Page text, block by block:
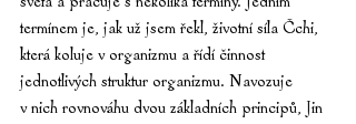
termínem je, jak už jsem řekl, životní síla Čchi,
která koluje v organizmu a řídí činnost
jednotlivých struktur organizmu. Navozuje
v nich rovnováhu dvou základních principů, Jin